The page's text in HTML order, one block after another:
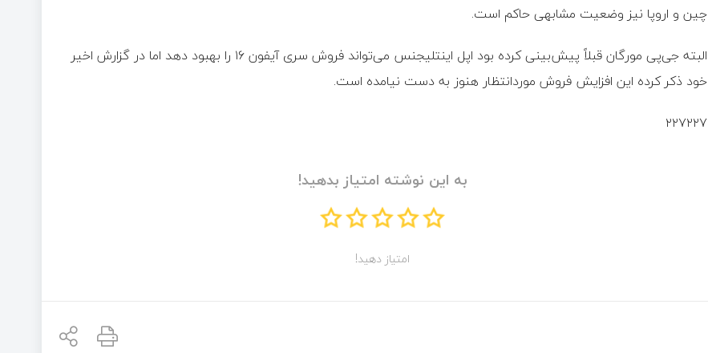
چین و اروپا نیز وضعیت مشابهی حاکم است.
البته جی‌پی مورگان قبلاً پیش‌بینی کرده بود اپل اینتلیجنس می‌تواند فروش سری آیفون ۱۶ را بهبود دهد اما در گزارش اخیر
خود ذکر کرده این افزایش فروش موردانتظار هنوز به‌ دست نیامده است.
۲۲۷۲۲۷
به این نوشته امتیاز بدهید!
امتیاز دهید!